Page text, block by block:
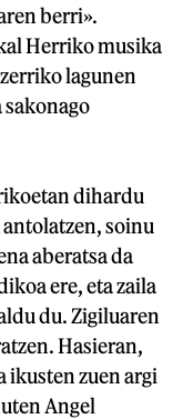
berri».
Herriko musika
lagunen
sakonago
dihardu
soinu
aberatsa da
ere, eta zaila
du. Zigiluaren
Hasieran,
ikusten zuen argi
Angel